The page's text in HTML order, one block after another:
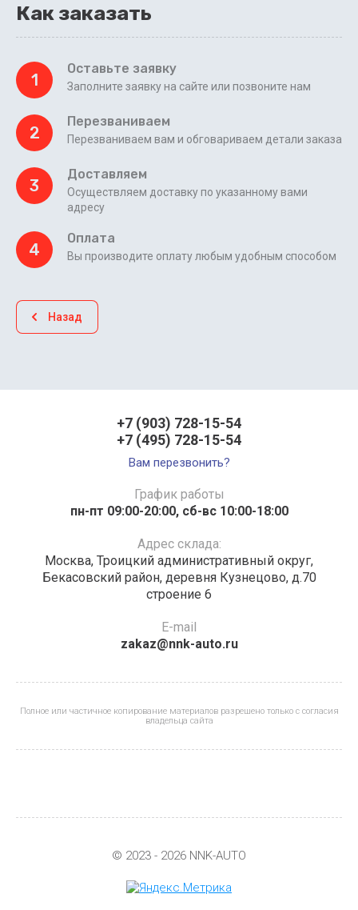
Как заказать
1
Оставьте заявку
Заполните заявку на сайте или позвоните нам
2
Перезваниваем
Перезваниваем вам и обговариваем детали заказа
3
Доставляем
Осуществляем доставку по указанному вами
адресу
4
Оплата
Вы производите оплату любым удобным способом
Назад
+7 (903) 728-15-54
+7 (495) 728-15-54
Вам перезвонить?
График работы
пн-пт 09:00-20:00, сб-вс 10:00-18:00
Адрес склада:
Москва, Троицкий административный округ,
Бекасовский район, деревня Кузнецово, д.70
строение 6
E-mail
zakaz@nnk-auto.ru
Полное или частичное копирование материалов разрешено только с согласия
владельца сайта
© 2023 - 2026 NNK-AUTO